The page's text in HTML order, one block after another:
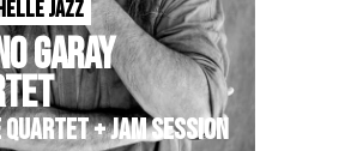
JAZZ
GARAY
+ JAM SESSION